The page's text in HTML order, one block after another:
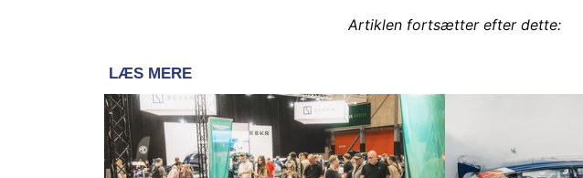
Artiklen fortsætter efter dette: